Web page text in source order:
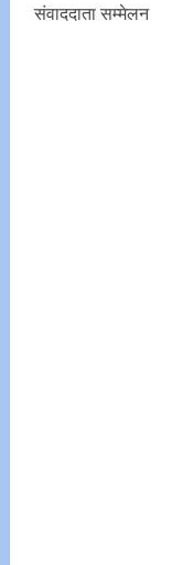
संवाददाता सम्मेलन